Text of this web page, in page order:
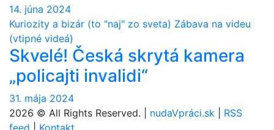
14. júna 2024
Kuriozity a bizár (to "naj" zo sveta) Zábava na videu
(vtipné videá)
Skvelé! Česká skrytá kamera
„policajti invalidi“
31. mája 2024
2026 © All Rights Reserved. | nudaVpráci.sk
RSS